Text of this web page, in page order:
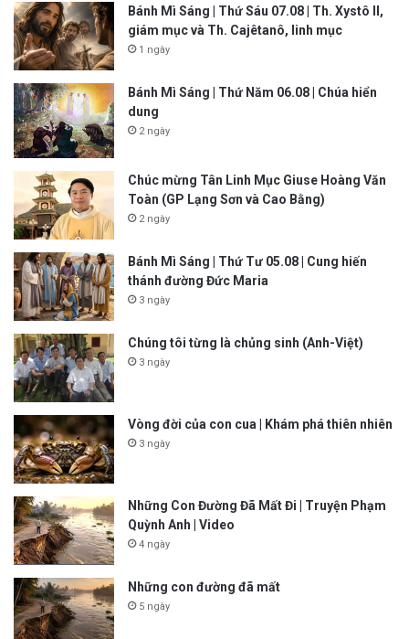
Bánh Mì Sáng | Thứ Sáu 07.08 | Th. Xystô II,
giám mục và Th. Cajêtanô, linh mục
1 ngày
Bánh Mì Sáng | Thứ Năm 06.08 | Chúa hiển
dung
2 ngày
Chúc mừng Tân Linh Mục Giuse Hoàng Văn
Toàn (GP Lạng Sơn và Cao Bằng)
2 ngày
Bánh Mì Sáng | Thứ Tư 05.08 | Cung hiến
thánh đường Đức Maria
3 ngày
Chúng tôi từng là chủng sinh (Anh-Việt)
3 ngày
Vòng đời của con cua | Khám phá thiên nhiên
3 ngày
Những Con Đường Đã Mất Đi | Truyện Phạm
Quỳnh Anh | Video
4 ngày
Những con đường đã mất
5 ngày